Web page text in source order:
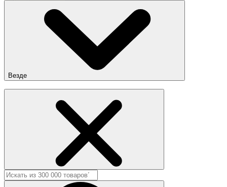
Везде